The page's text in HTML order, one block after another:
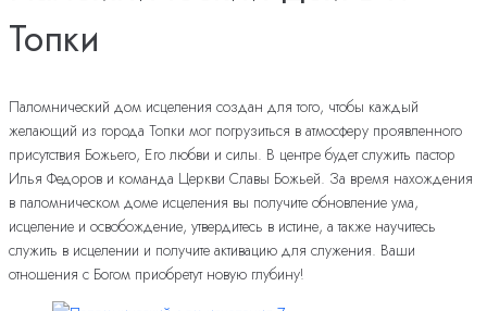
Топки
Паломнический дом исцеления создан для того, чтобы каждый
желающий из города Топки мог погрузиться в атмосферу проявленного
присутствия Божьего, Его любви и силы. В центре будет служить пастор
Илья Федоров и команда Церкви Славы Божьей. За время нахождения
в паломническом доме исцеления вы получите обновление ума,
исцеление и освобождение, утвердитесь в истине, а также научитесь
служить в исцелении и получите активацию для служения. Ваши
отношения с Богом приобретут новую глубину!